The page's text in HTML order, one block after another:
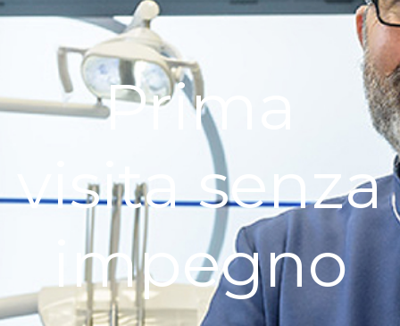
Prima
visita senza
impegno